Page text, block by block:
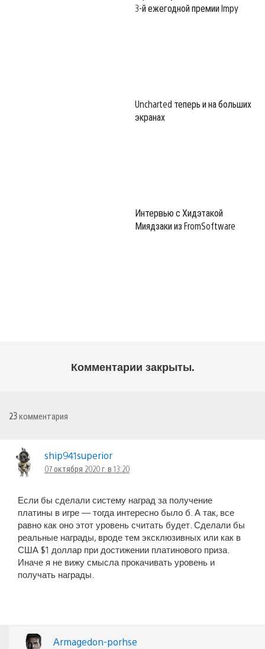
3-й ежегодной премии Impy
Uncharted теперь и на больших
экранах
Интервью с Хидэтакой
Миядзаки из FromSoftware
Комментарии закрыты.
23комментария
ship941superior
07 октября 2020 г. в 13:20
Если бы сделали систему наград за получение
платины в игре — тогда интересно было б. А так, все
равно как оно этот уровень считать будет. Сделали бы
реальные награды, вроде тем эксклюзивных или как в
США $1 доллар при достижении платинового приза.
Иначе я не вижу смысла прокачивать уровень и
получать награды.
Armagedon-porhse